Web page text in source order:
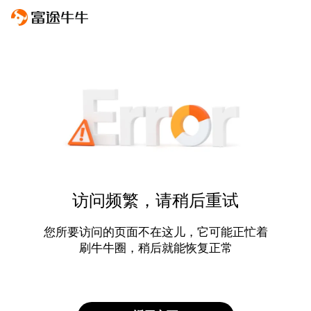
访问频繁，请稍后重试
您所要访问的页面不在这儿，它可能正忙着
刷牛牛圈，稍后就能恢复正常